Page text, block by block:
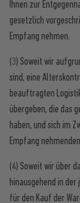
Ihnen zur
gesetzlich
Empfang nehmen.
(3) Soweit wir
sind, eine
beauftragten
übergeben, die das
haben, und sich im
Empfang
(4) Soweit wir über
hinausgehend in
für den Kauf der